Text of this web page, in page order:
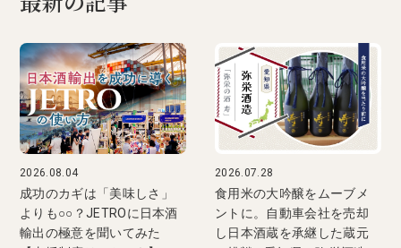
2026.08.04
成功のカギは「美味しさ」
よりも○○？JETROに日本酒
輸出の極意を聞いてみた
2026.07.28
食用米の大吟醸をムーブメ
ントに。自動車会社を売却
し日本酒蔵を承継した蔵元